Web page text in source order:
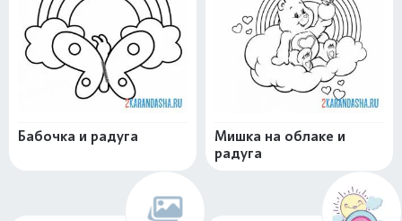
Бабочка и радуга
Мишка на облаке и
радуга